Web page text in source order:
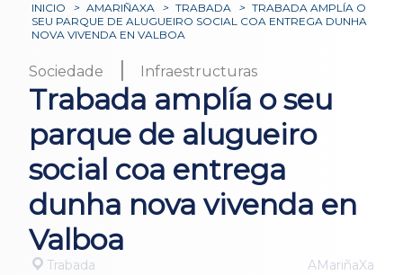
INICIO > AMARIÑAXA > TRABADA > TRABADA AMPLÍA O
SEU PARQUE DE ALUGUEIRO SOCIAL COA ENTREGA DUNHA
NOVA VIVENDA EN VALBOA
Sociedade | Infraestructuras
Trabada amplía o seu
parque de alugueiro
social coa entrega
dunha nova vivenda en
Valboa
Trabada AMariñaXa